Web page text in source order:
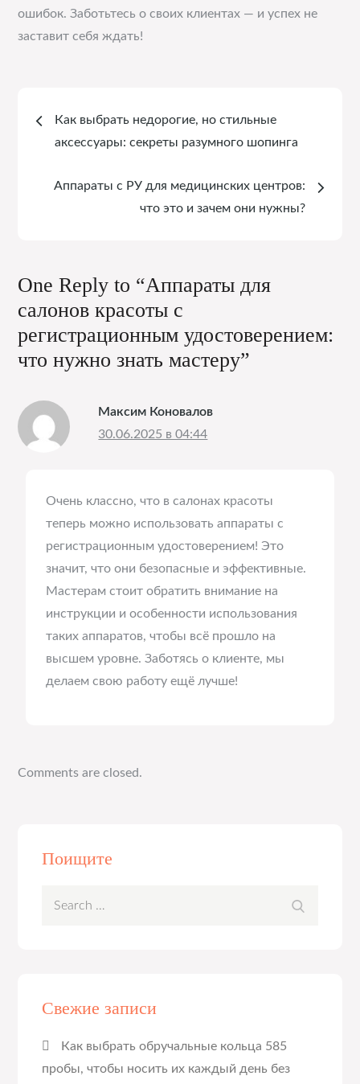
ошибок. Заботьтесь о своих клиентах — и успех не
заставит себя ждать!
Навигация
записям
Как выбрать недорогие, но стильные
аксессуары: секреты разумного шопинга
Аппараты с РУ для медицинских центров:
что это и зачем они нужны?
One Reply to “Аппараты для
салонов красоты с
регистрационным удостоверением:
что нужно знать мастеру”
Максим Коновалов
30.06.2025 в 04:44
Очень классно, что в салонах красоты
теперь можно использовать аппараты с
регистрационным удостоверением! Это
значит, что они безопасные и эффективные.
Мастерам стоит обратить внимание на
инструкции и особенности использования
таких аппаратов, чтобы всё прошло на
высшем уровне. Заботясь о клиенте, мы
делаем свою работу ещё лучше!
Comments are closed.
Поищите
Свежие записи
Как выбрать обручальные кольца 585
пробы, чтобы носить их каждый день без